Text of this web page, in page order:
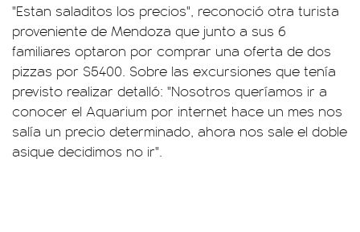
"Estan saladitos los precios", reconoció otra turista
proveniente de Mendoza que junto a sus 6
familiares optaron por comprar una oferta de dos
pizzas por $5400. Sobre las excursiones que tenía
previsto realizar detalló: "Nosotros queríamos ir a
conocer el Aquarium por internet hace un mes nos
salía un precio determinado, ahora nos sale el doble
asique decidimos no ir".